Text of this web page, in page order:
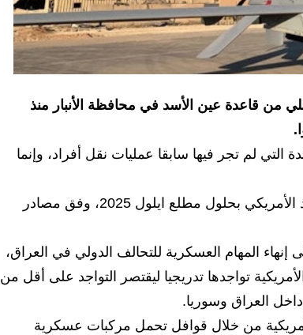
من قاعدة عين الأسد في محافظة الأنبار منذ
لم تجر فيها سابقا عمليات نقل أفراد، وإنما
ومن المتوقع أن تكون قاعدة "عين الأسد" خالية تماما من التواجد الأمريكي بحلول مطلع ايلول 2025، وفق مصادر
المهام العسكرية للتحالف الدولي في العراق،
تواجدها تدريجيا ليقتصر التواجد على أقل من
من خلال قوافل تحمل مركبات عسكرية